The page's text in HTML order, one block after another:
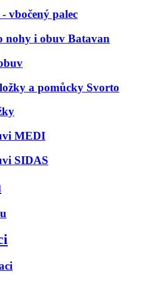
vbočený palec
nohy i obuv Batavan
a pomůcky Svorto
MEDI
SIDAS